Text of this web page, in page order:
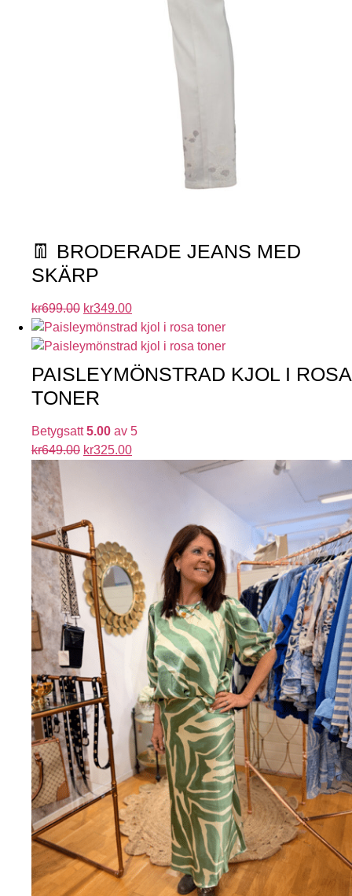
👖 BRODERADE JEANS MED
SKÄRP
kr699.00 kr349.00
PAISLEYMÖNSTRAD KJOL I ROSA
TONER
Betygsatt5.00 av 5
kr649.00 kr325.00